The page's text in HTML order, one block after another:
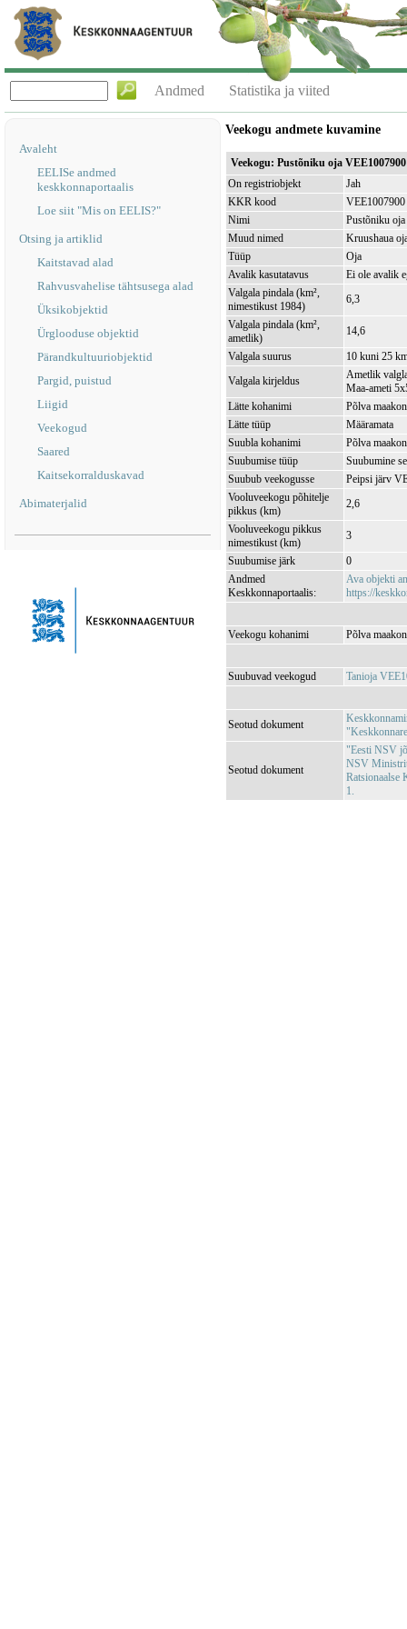
Andmed Statistika ja viited
Avaleht
EELISe andmed
keskkonnaportaalis
Loe siit "Mis on EELIS?"
Otsing ja artiklid
Kaitstavad alad
Rahvusvahelise tähtsusega alad
Üksikobjektid
Ürglooduse objektid
Pärandkultuuriobjektid
Pargid, puistud
Liigid
Veekogud
Saared
Kaitsekorralduskavad
Abimaterjalid
Veekogu andmete kuvamine
Veekogu: Pustõniku oja VEE1007900
On registriobjekt
Jah
KKR kood
VEE1007900
Nimi
Pustõniku oja
Muud nimed
Kruushaua
Tüüp
Oja
Avalik kasutatavus
Ei ole avalik
Valgala pindala (km²,
nimestikust 1984)
6,3
Valgala pindala (km²,
ametlik)
14,6
Valgala suurus
10 kuni 25
Valgala kirjeldus
Ametlik
Maa-ameti
Lätte kohanimi
Põlva
Lätte tüüp
Määramata
Suubla kohanimi
Põlva
Suubumise tüüp
Suubumine
Suubub veekogusse
Peipsi järv
Vooluveekogu põhitelje
pikkus (km)
2,6
Vooluveekogu pikkus
nimestikust (km)
3
Suubumise järk
0
Andmed
Keskkonnaportaalis:
Ava objekti
https://
Veekogu kohanimi Põlva
Suubuvad veekogud Tanioja
Seotud dokument
Seotud dokument
"Eesti NSV
NSV
Ratsionaalse
1.